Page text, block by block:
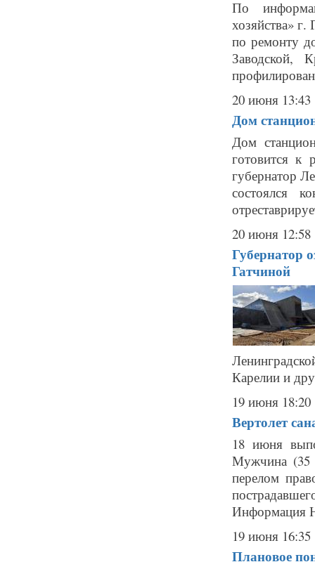
По
хозяйства»
по ремонту
Заводской,
20 июня 13:43
Дом
Дом
готовится к
губернатор
состоялся
20 июня 12:58
Губернатор
Гатчиной
Карелии и
19 июня 18:20
Вертолет
18 июня
Мужчина (35
перелом
Информация
19 июня 16:35
Плановое